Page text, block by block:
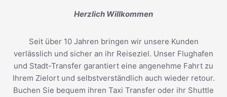
Herzlich Willkommen
Seit über 10 Jahren bringen wir unsere Kunden
verlässlich und sicher an ihr Reiseziel. Unser Flughafen
und Stadt-Transfer garantiert eine angenehme Fahrt zu
Ihrem Zielort und selbstverständlich auch wieder retour.
Buchen Sie bequem ihren Taxi Transfer oder ihr Shuttle